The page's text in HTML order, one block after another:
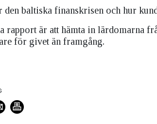
den baltiska finanskrisen och hur
rapport är att hämta in lärdomarna
för givet än framgång.